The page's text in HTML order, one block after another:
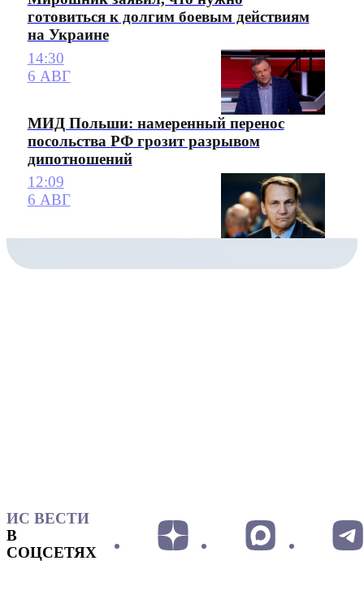
готовиться к долгим боевым действиям
на Украине
14:30
6 АВГ
МИД Польши: намеренный перенос
посольства РФ грозит разрывом
дипотношений
12:09
6 АВГ
ИС ВЕСТИ
В
СОЦСЕТЯХ